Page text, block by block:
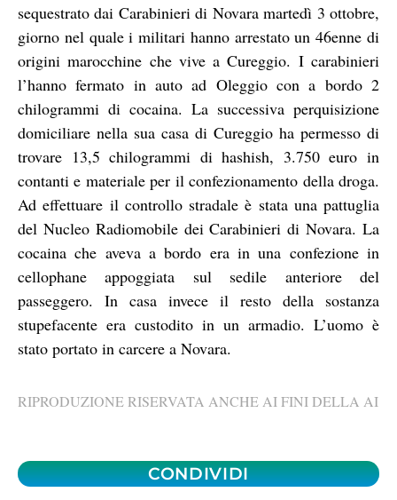
sequestrato dai Carabinieri di Novara martedì 3 ottobre,
giorno nel quale i militari hanno arrestato un 46enne di
origini marocchine che vive a Cureggio. I carabinieri
l’hanno fermato in auto ad Oleggio con a bordo 2
chilogrammi di cocaina. La successiva perquisizione
domiciliare nella sua casa di Cureggio ha permesso di
trovare 13,5 chilogrammi di hashish, 3.750 euro in
contanti e materiale per il confezionamento della droga.
Ad effettuare il controllo stradale è stata una pattuglia
del Nucleo Radiomobile dei Carabinieri di Novara. La
cocaina che aveva a bordo era in una confezione in
cellophane appoggiata sul sedile anteriore del
passeggero. In casa invece il resto della sostanza
stupefacente era custodito in un armadio. L’uomo è
stato portato in carcere a Novara.
RIPRODUZIONE RISERVATA ANCHE AI FINI DELLA AI
CONDIVIDI